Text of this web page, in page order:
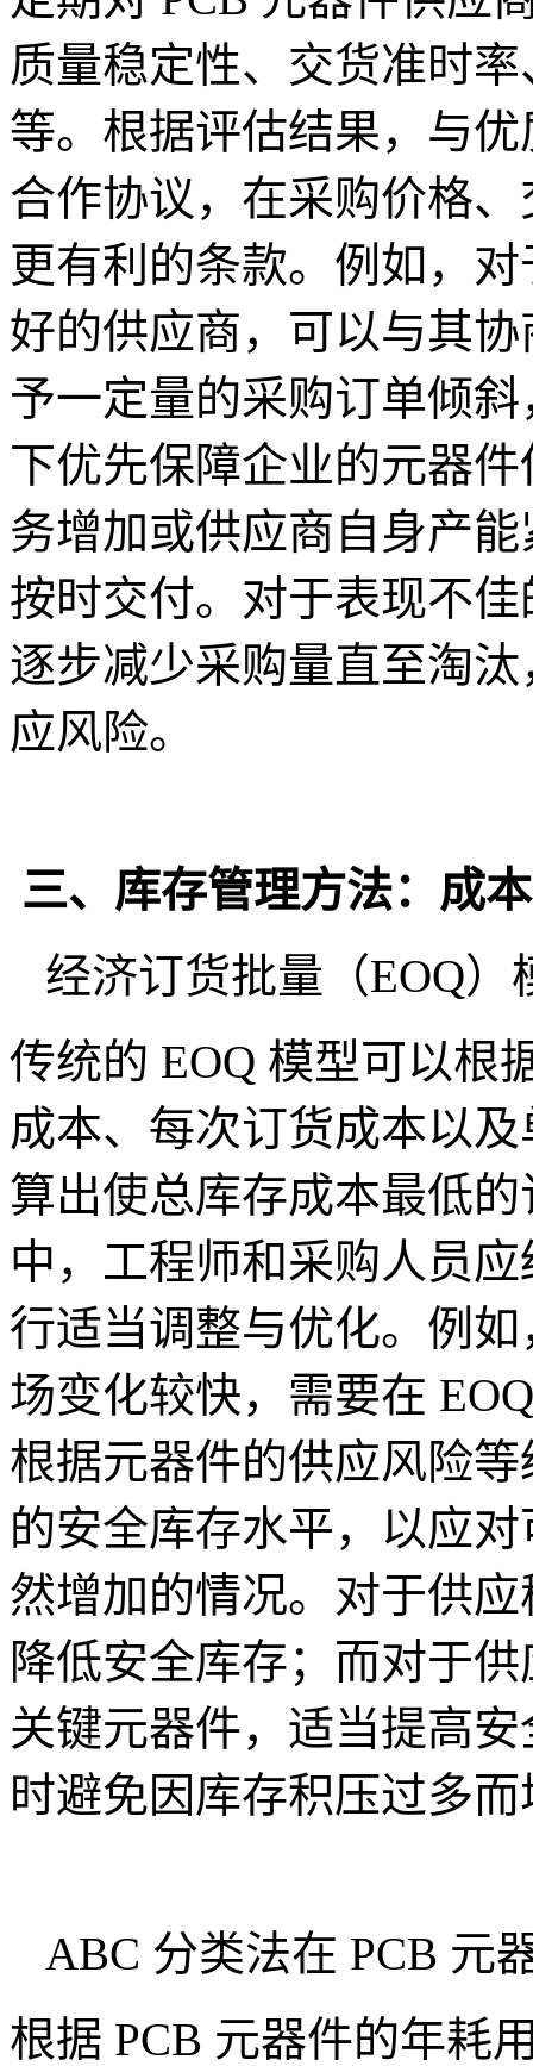
质量稳定性、交货准时
等。根据评估结果，与
合作协议，在采购价格
更有利的条款。例如，
好的供应商，可以与其
予一定量的采购订单倾
下优先保障企业的元器
务增加或供应商自身产
按时交付。对于表现不
逐步减少采购量直至淘
应风险。
三、库存管理方法：成
经济订货批量（EOQ）
传统的 EOQ 模型可以根
成本、每次订货成本以
算出使总库存成本最低
中，工程师和采购人员
行适当调整与优化。例
场变化较快，需要在
根据元器件的供应风险
的安全库存水平，以应
然增加的情况。对于供
降低安全库存；而对于
关键元器件，适当提高
时避免因库存积压过多
ABC 分类法在 PCB 元
根据 PCB 元器件的年耗